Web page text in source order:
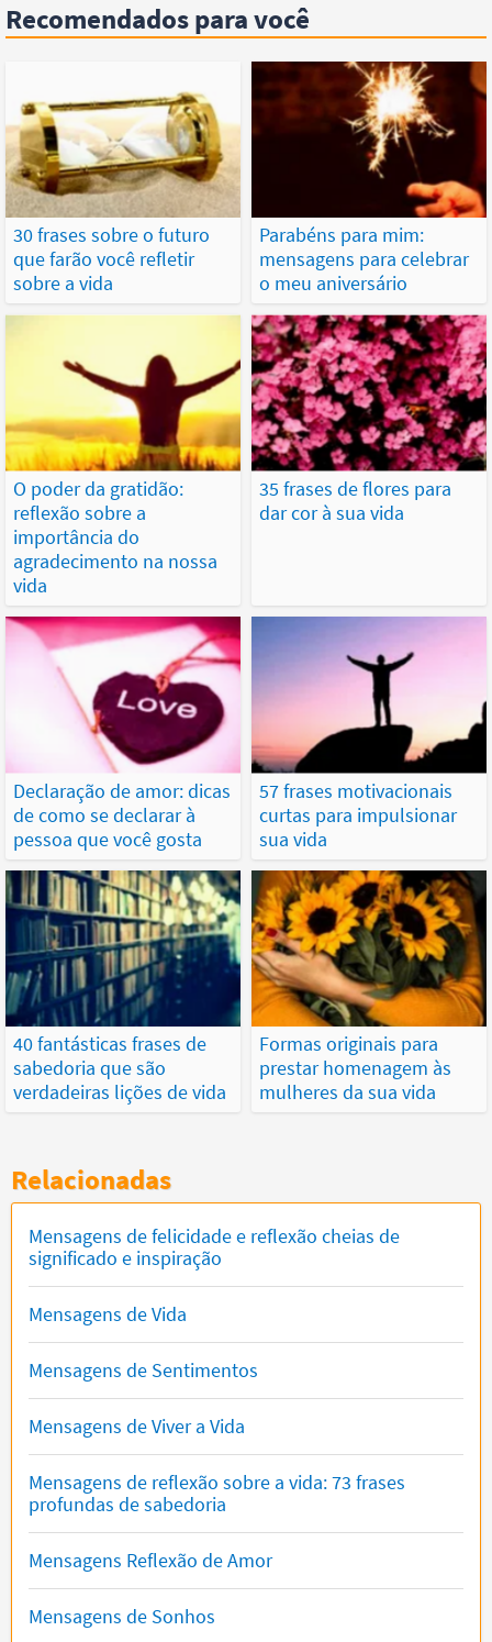
Recomendados para você
30 frases sobre o futuro
que farão você refletir
sobre a vida
Parabéns para mim:
mensagens para celebrar
o meu aniversário
O poder da gratidão:
reflexão sobre a
importância do
agradecimento na nossa
vida
35 frases de flores para
dar cor à sua vida
Declaração de amor: dicas
de como se declarar à
pessoa que você gosta
57 frases motivacionais
curtas para impulsionar
sua vida
40 fantásticas frases de
sabedoria que são
verdadeiras lições de vida
Formas originais para
prestar homenagem às
mulheres da sua vida
Relacionadas
Mensagens de felicidade e reflexão cheias de
significado e inspiração
Mensagens de Vida
Mensagens de Sentimentos
Mensagens de Viver a Vida
Mensagens de reflexão sobre a vida: 73 frases
profundas de sabedoria
Mensagens Reflexão de Amor
Mensagens de Sonhos